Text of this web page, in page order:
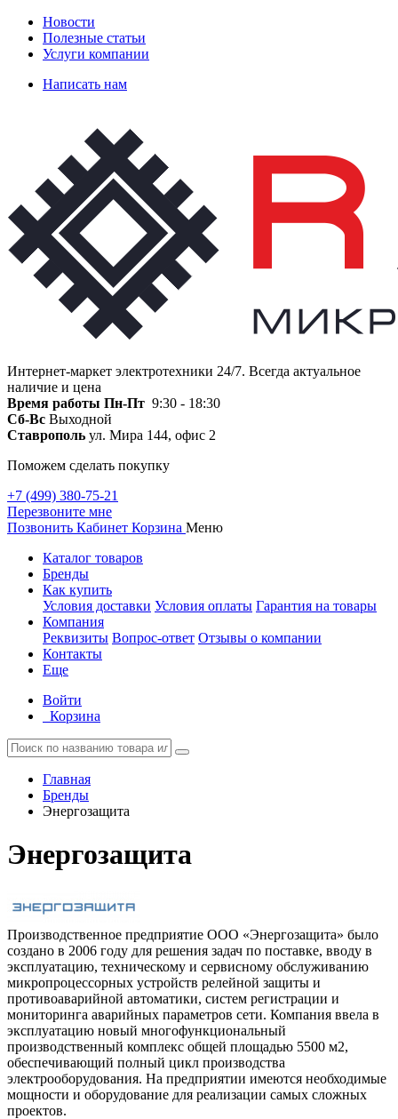
Новости
Полезные статьи
Услуги компании
Написать нам
Интернет-маркет электротехники 24/7. Всегда актуальное
наличие и цена
Время работы Пн-Пт 9:30 - 18:30
Сб-Вс Выходной
Ставрополь ул. Мира 144, офис 2
Поможем сделать покупку
+7 (499) 380-75-21
Перезвоните мне
Позвонить Кабинет Корзина Меню
Каталог товаров
Бренды
Как купить
Условия доставки Условия оплаты Гарантия на товары
Компания
Реквизиты Вопрос-ответ Отзывы о компании
Контакты
Еще
Войти
Корзина
Главная
Бренды
Энергозащита
Энергозащита
Производственное предприятие ООО «Энергозащита» было
создано в 2006 году для решения задач по поставке, вводу в
эксплуатацию, техническому и сервисному обслуживанию
микропроцессорных устройств релейной защиты и
противоаварийной автоматики, систем регистрации и
мониторинга аварийных параметров сети. Компания ввела в
эксплуатацию новый многофункциональный
производственный комплекс общей площадью 5500 м2,
обеспечивающий полный цикл производства
электрооборудования. На предприятии имеются необходимые
мощности и оборудование для реализации самых сложных
проектов.